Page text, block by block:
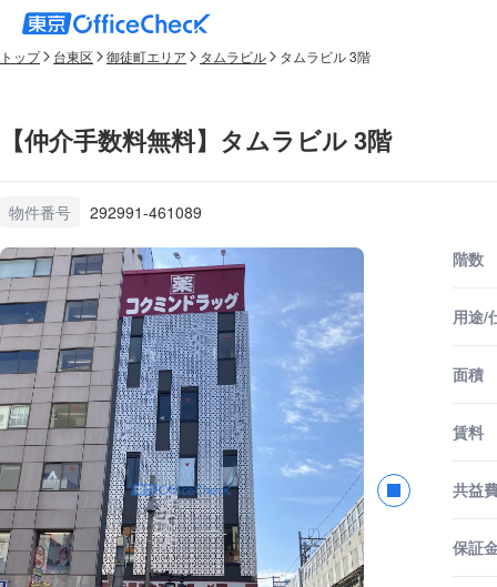
トップ 台東区 御徒町エリア タムラビル タムラビル 3階
【仲介手数料無料】タムラビル 3階
物件番号 292991-461089
階数
用途/
面積
賃料
共益
保証